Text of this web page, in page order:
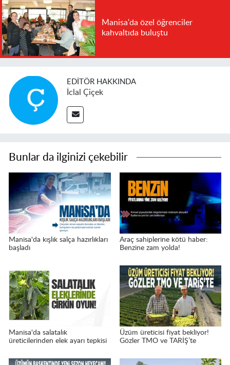
Manisa'da özel öğrenciler
kahvaltıda buluştu
EDITÖR HAKKINDA
İclal Çiçek
Bunlar da ilginizi çekebilir
Manisa'da kışlık salça hazırlıkları
başladı
Araç sahiplerine kötü haber:
Benzine zam yolda!
Manisa'da salatalık
üreticilerinden elek ayarı tepkisi
Üzüm üreticisi fiyat bekliyor!
Gözler TMO ve TARİŞ’te